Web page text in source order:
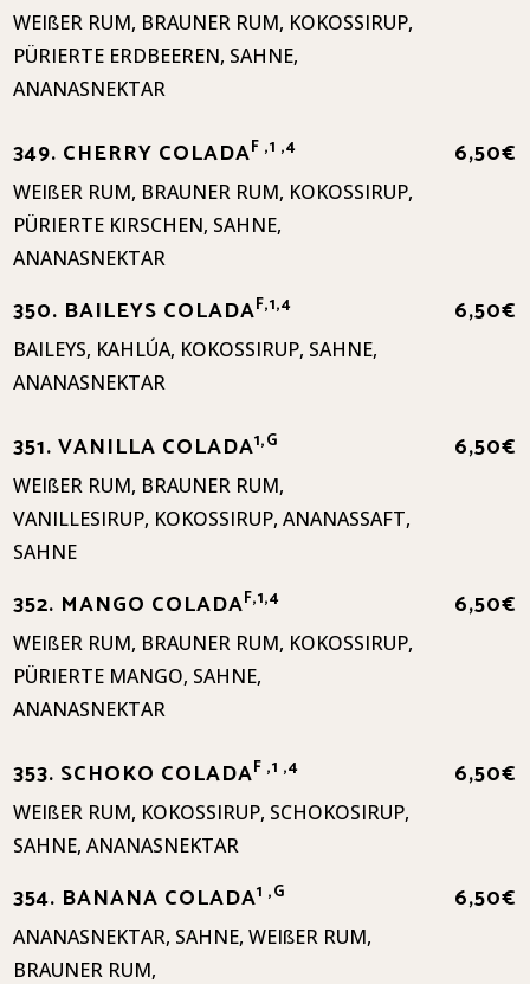
WEIßER RUM, BRAUNER RUM, KOKOSSIRUP,
PÜRIERTE ERDBEEREN, SAHNE,
ANANASNEKTAR
349. CHERRY COLADAF ,1 ,4
WEIßER RUM, BRAUNER RUM, KOKOSSIRUP,
PÜRIERTE KIRSCHEN, SAHNE,
ANANASNEKTAR
6,50€
350. BAILEYS COLADAF,1,4
BAILEYS, KAHLÚA, KOKOSSIRUP, SAHNE,
ANANASNEKTAR
6,50€
351. VANILLA COLADA1,G
WEIßER RUM, BRAUNER RUM,
VANILLESIRUP, KOKOSSIRUP, ANANASSAFT,
SAHNE
6,50€
352. MANGO COLADAF,1,4
WEIßER RUM, BRAUNER RUM, KOKOSSIRUP,
PÜRIERTE MANGO, SAHNE,
ANANASNEKTAR
6,50€
353. SCHOKO COLADAF ,1 ,4
WEIßER RUM, KOKOSSIRUP, SCHOKOSIRUP,
SAHNE, ANANASNEKTAR
6,50€
354. BANANA COLADA1 ,G
ANANASNEKTAR, SAHNE, WEIßER RUM,
BRAUNER RUM,
6,50€